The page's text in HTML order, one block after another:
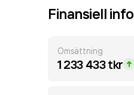
Finansiell info
Omsättning
1 233 433 tkr